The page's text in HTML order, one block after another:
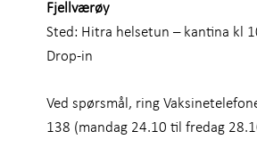
Fjellværøy
Sted: Hitra helsetun – kantina kl
Drop-in
Ved spørsmål, ring
138 (mandag 24.10 til fredag